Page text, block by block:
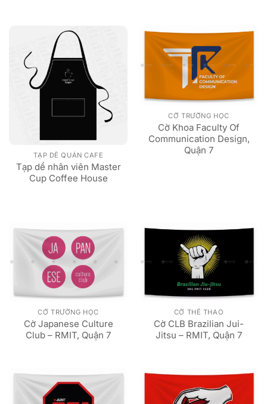
TẠP DỀ QUÁN CAFE
Tạp dề nhân viên Master
Cup Coffee House
CỜ TRƯỜNG HỌC
Cờ Khoa Faculty Of
Communication Design,
Quận 7
CỜ TRƯỜNG HỌC
Cờ Japanese Culture
Club – RMIT, Quận 7
CỜ THỂ THAO
Cờ CLB Brazilian Jui-
Jitsu – RMIT, Quận 7